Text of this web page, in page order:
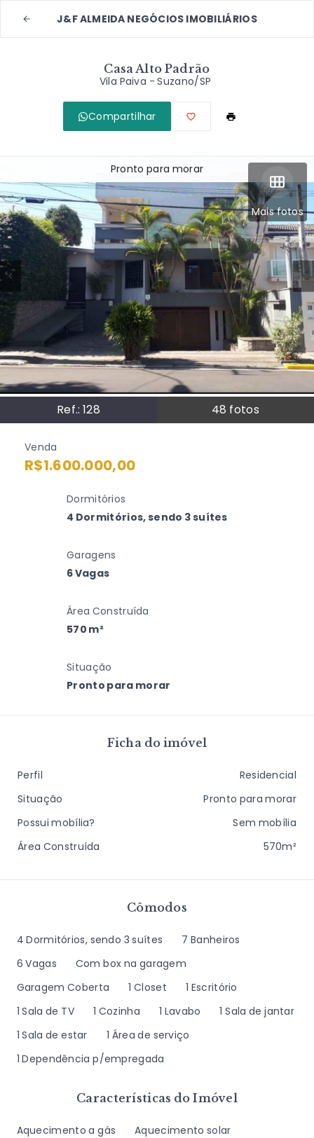
J&F ALMEIDA NEGÓCIOS IMOBILIÁRIOS
Casa Alto Padrão
Vila Paiva - Suzano/SP
Compartilhar
Mais fotos
Ref.:128 48 fotos
Pronto para morar
Venda
R$1.600.000,00
Dormitórios
4 Dormitórios, sendo 3 suítes
Garagens
6 Vagas
Área Construída
570 m²
Situação
Pronto para morar
Cômodos
4 Dormitórios, sendo 3 suítes
7 Banheiros
6 Vagas
Com box na garagem
Garagem Coberta
1 Closet
1 Escritório
1 Sala de TV
1 Cozinha 1 Lavabo
1 Sala de jantar
1 Sala de estar
1 Área de serviço
1 Dependência p/empregada
Características do Imóvel
Aquecimento a gás
Aquecimento solar
Ficha do imóvel
Perfil
Residencial
Situação
Pronto para morar
Possui mobília?
Sem mobília
Área Construída
570m²